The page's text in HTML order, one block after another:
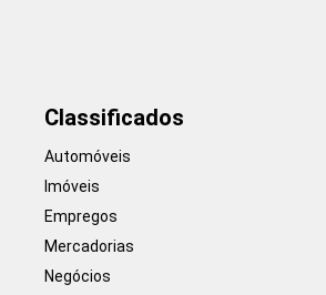
Classificados
Automóveis
Imóveis
Empregos
Mercadorias
Negócios